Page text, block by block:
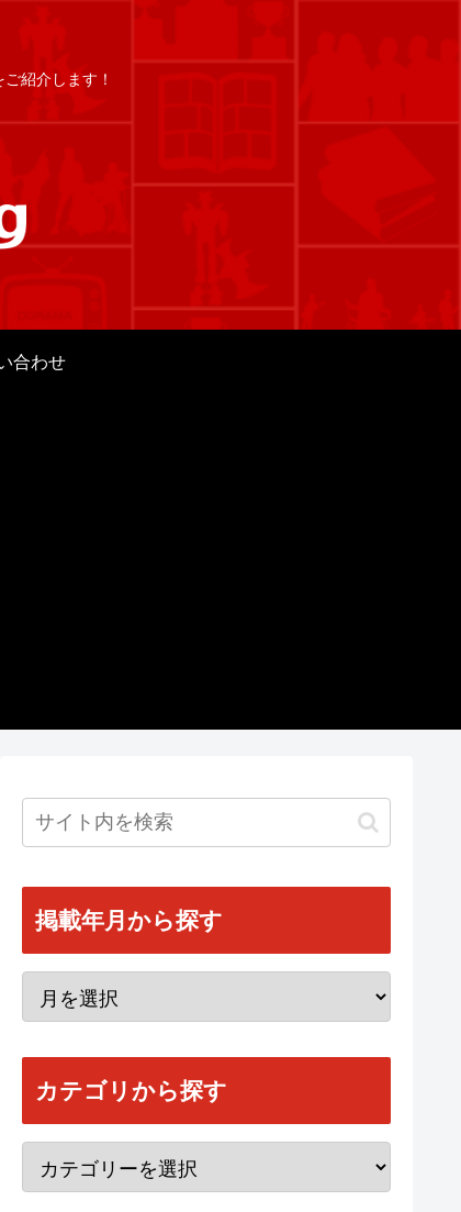
紹介します！
合わせ
掲載年月から探す
カテゴリから探す